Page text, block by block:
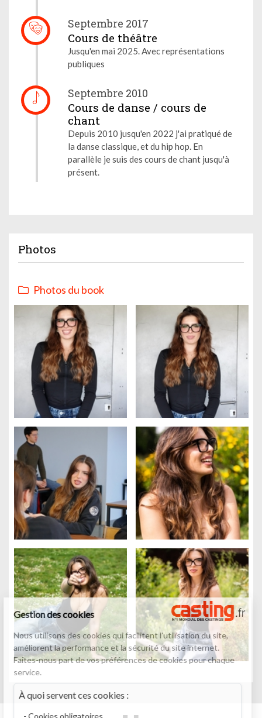
Septembre 2017
Cours de théâtre
Jusqu'en mai 2025. Avec représentations
publiques
Septembre 2010
Cours de danse / cours de
chant
Depuis 2010 jusqu'en 2022 j'ai pratiqué de
la danse classique, et du hip hop. En
parallèle je suis des cours de chant jusqu'à
présent.
Photos
Photos du book
Gestion des cookies
Nous utilisons des cookies qui facilitent l'utilisation du site,
améliorent la performance et la sécurité du site internet.
Faites-nous part de vos préférences de cookies pour chaque
service.
À quoi servent ces cookies :
Cookies obligatoires